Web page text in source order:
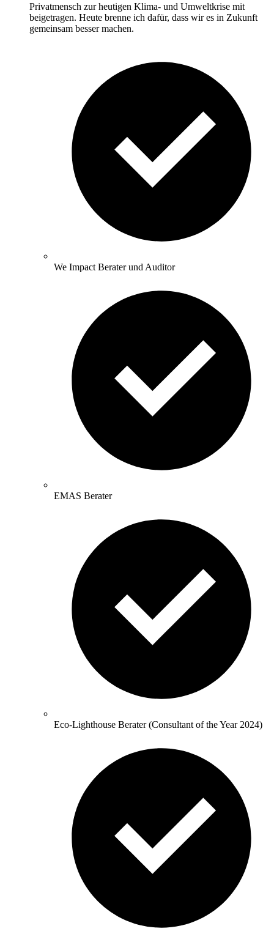
Privatmensch zur heutigen Klima- und Umweltkrise mit
beigetragen. Heute brenne ich dafür, dass wir es in Zukunft
gemeinsam besser machen.
We Impact Berater und Auditor
EMAS Berater
Eco-Lighthouse Berater (Consultant of the Year 2024)